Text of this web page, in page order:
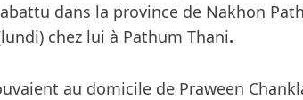
dans la province de Nakhon
chez lui à Pathum Thani.
au domicile de Praween